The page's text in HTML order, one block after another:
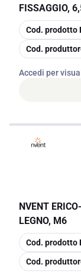
FISSAGGIO,
copia
Cod. prodotto
copia
Cod.
Accedi per
NVENT ERICO-
LEGNO, M6
copia
Cod. prodotto
copia
Cod.